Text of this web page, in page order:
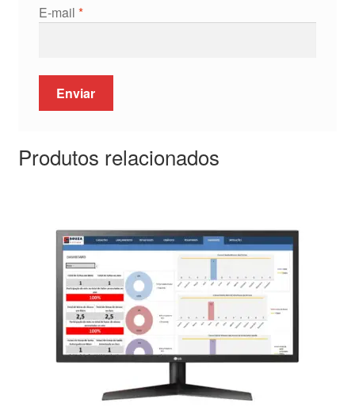
E-mail *
Produtos relacionados